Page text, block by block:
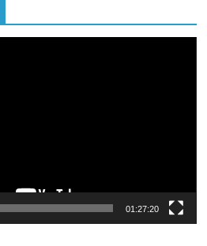
01:27:20